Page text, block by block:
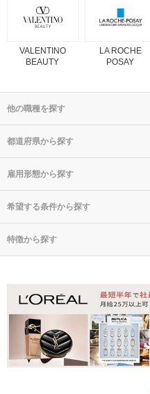
VALENTINO
BEAUTY
LA ROCHE
POSAY
他の職種を探す
都道府県から探す
雇用形態から探す
希望する条件から探す
特徴から探す